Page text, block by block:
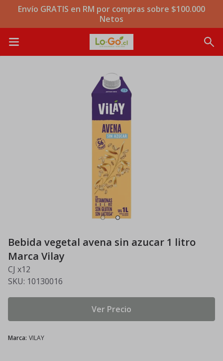
Envío GRATIS en RM por compras sobre $100.000
Netos
Bebida vegetal avena sin azucar 1 litro
Marca Vilay
CJ x12
SKU: 10130016
Ver Precio
Marca: VILAY